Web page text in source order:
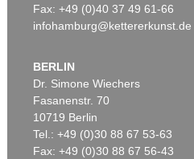
Fax: +49 (0)40 37 49 61-66
infohamburg@kettererkunst.de
BERLIN
Dr. Simone Wiechers
Fasanenstr. 70
10719 Berlin
Tel.: +49 (0)30 88 67 53-63
Fax: +49 (0)30 88 67 56-43